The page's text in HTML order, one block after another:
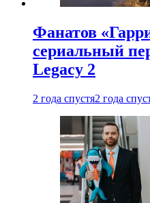
Фанатов
сериальный
Legacy 2
2 года спустя2 года